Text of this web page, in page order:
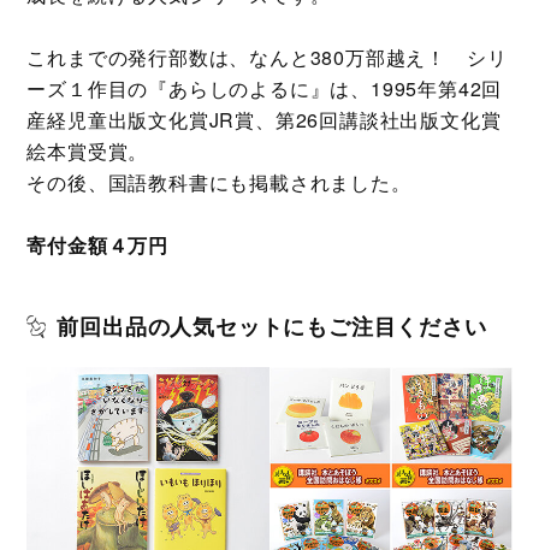
これまでの発行部数は、なんと380万部越え！ シリ
ーズ１作目の『あらしのよるに』は、1995年第42回
産経児童出版文化賞JR賞、第26回講談社出版文化賞
絵本賞受賞。
その後、国語教科書にも掲載されました。
寄付金額４万円
前回出品の人気セットにもご注目ください